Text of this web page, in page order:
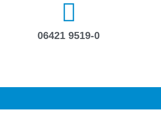
06421 9519-0